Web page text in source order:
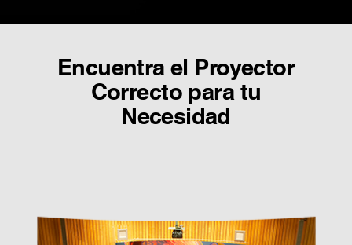
Encuentra el Proyector
Correcto para tu
Necesidad